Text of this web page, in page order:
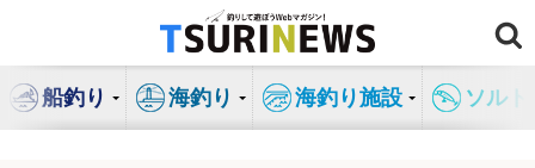
ン
船釣り 海釣り 海釣り施設 ソル